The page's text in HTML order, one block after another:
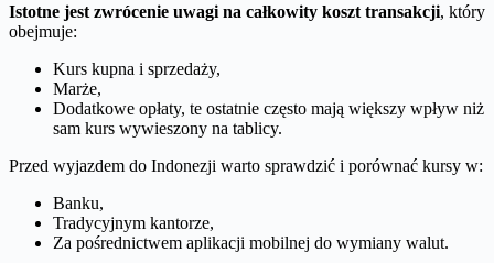
Istotne jest zwrócenie uwagi na całkowity koszt transakcji, który
obejmuje:
Kurs kupna i sprzedaży,
Marże,
Dodatkowe opłaty, te ostatnie często mają większy wpływ niż
sam kurs wywieszony na tablicy.
Przed wyjazdem do Indonezji warto sprawdzić i porównać kursy w:
Banku,
Tradycyjnym kantorze,
Za pośrednictwem aplikacji mobilnej do wymiany walut.